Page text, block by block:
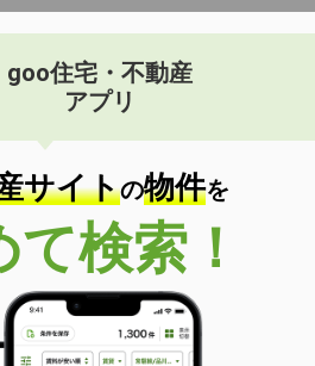
goo住宅・不動産
アプリ
サイトの物件を
て検索！